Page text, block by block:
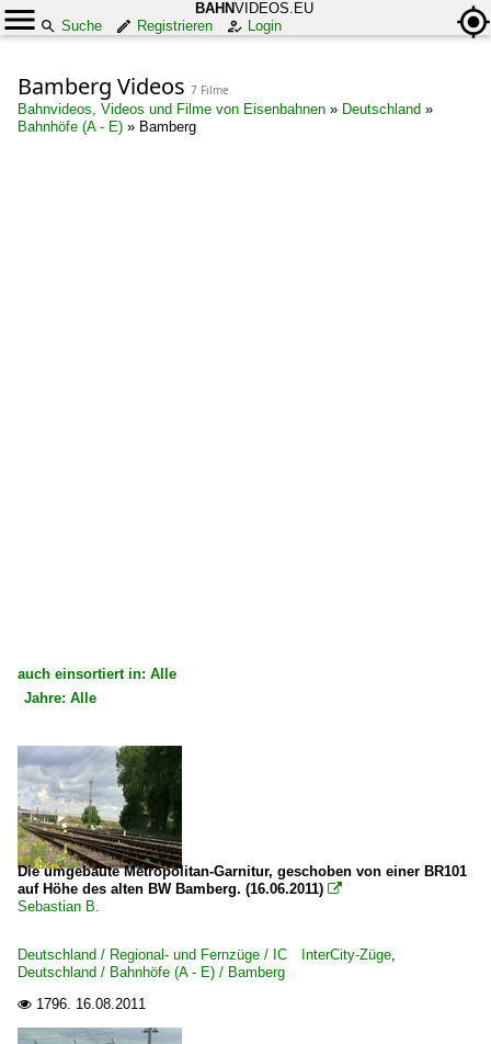
BAHNVIDEOS.EU
Suche
Registrieren Login
Bamberg Videos 7 Filme
Bahnvideos, Videos und Filme von Eisenbahnen » Deutschland »
Bahnhöfe (A - E) » Bamberg
auch einsortiert in: Alle
Deutschland
Dieselloks | bis 100 km/h | 98 80
3 294 BR 294 funkferngesteuerte BR 290
Dieseltriebzüge | 95 80
0 642 BR 642 ·Desiro·
E-Loks | Drehstrom | 91 80
6 146 BR 146 ·Traxx AC1/2·
Jahre: Alle
Alle Jahre
2000
2009
2010
2011
Die umgebaute Metropolitan-Garnitur, geschoben von einer BR101
auf Höhe des alten BW Bamberg. (16.06.2011) 
Sebastian B.
Deutschland / Regional- und Fernzüge / IC InterCity-Züge,
Deutschland / Bahnhöfe (A - E) / Bamberg
 1796. 16.08.2011